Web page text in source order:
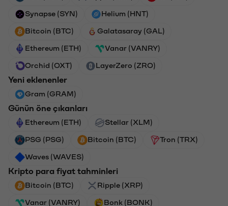
Synapse (SYN) Helium (HNT)
Bitcoin (BTC) Galatasaray (GAL)
Ethereum (ETH) Vanar (VANRY)
Orchid (OXT) LayerZero (ZRO)
Yeni eklenenler
Gram (GRAM)
Günün öne çıkanları
Ethereum (ETH) Stellar (XLM)
PSG (PSG) Bitcoin (BTC) Tron (TRX)
Waves (WAVES)
Kripto para fiyat tahminleri
Bitcoin (BTC) Ripple (XRP)
Vanar (VANRY) Bonk (BONK)